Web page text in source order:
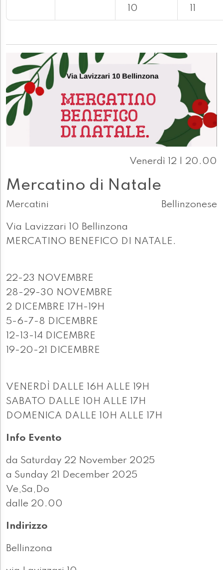
10
11
Venerdì 12 | 20.00
Mercatino di Natale
Mercatini Bellinzonese
Via Lavizzari 10 Bellinzona
MERCATINO BENEFICO DI NATALE.
22-23 NOVEMBRE
28-29-30 NOVEMBRE
2 DICEMBRE 17H-19H
5-6-7-8 DICEMBRE
12-13-14 DICEMBRE
19-20-21 DICEMBRE
VENERDÌ DALLE 16H ALLE 19H
SABATO DALLE 10H ALLE 17H
DOMENICA DALLE 10H ALLE 17H
Info Evento
da Saturday 22 November 2025
a Sunday 21 December 2025
Ve,Sa,Do
dalle 20.00
Indirizzo
Bellinzona